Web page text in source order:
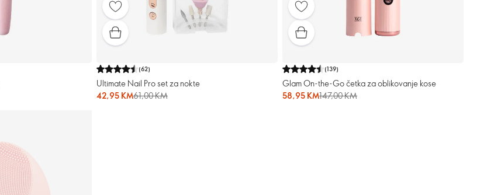
(62)
Ultimate Nail Pro set za nokte
42,95 KM61,00 KM
(139)
Glam On-the-Go četka za oblikovanje kose
58,95 KM147,00 KM